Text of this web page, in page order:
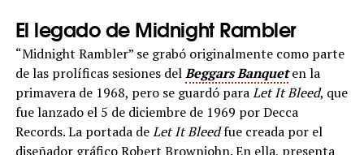
El legado de Midnight Rambler
“Midnight Rambler” se grabó originalmente como parte
de las prolíficas sesiones delBeggars Banqueten la
primavera de 1968, pero se guardó paraLet It Bleed, que
fue lanzado el 5 de diciembre de 1969 por Decca
Records. La portada deLet It Bleedfue creada por el
diseñador gráfico Robert Brownjohn. En ella, presenta